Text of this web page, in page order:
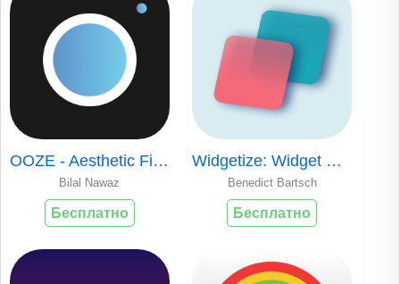
OOZE - Aesthetic Filters
Bilal Nawaz
Бесплатно
Widgetize: Widget Generator
Benedict Bartsch
Бесплатно